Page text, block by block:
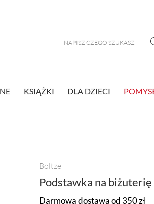
KSIĄŻKI DLA DZIECI
Boltze
Podstawka na biżuterię
Darmowa dostawa od 350 zł